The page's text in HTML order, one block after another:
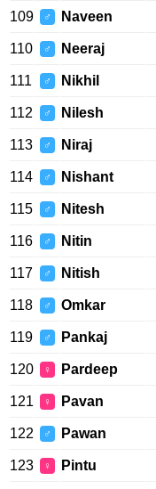
109 ♂ Naveen
110 ♂ Neeraj
111 ♂ Nikhil
112 ♂ Nilesh
113 ♂ Niraj
114 ♂ Nishant
115 ♂ Nitesh
116 ♂ Nitin
117 ♂ Nitish
118 ♂ Omkar
119 ♂ Pankaj
120 ♀ Pardeep
121 ♀ Pavan
122 ♂ Pawan
123 ♀ Pintu